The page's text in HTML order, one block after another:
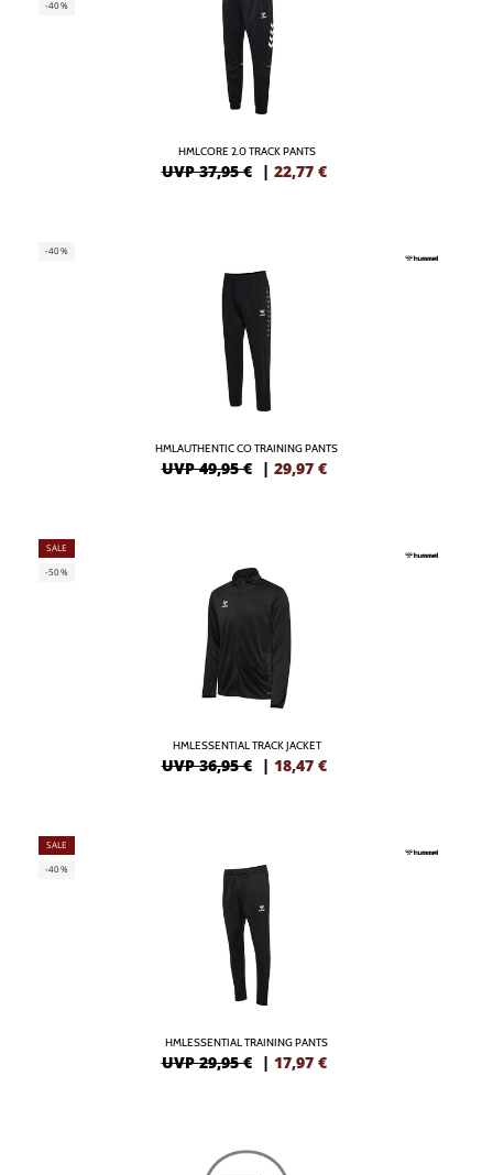
-40%
HMLCORE 2.0 TRACK PANTS
UVP 37,95 € | 22,77 €
-40%
HMLAUTHENTIC CO TRAINING PANTS
UVP 49,95 € | 29,97 €
SALE
-50%
HMLESSENTIAL TRACK JACKET
UVP 36,95 € | 18,47 €
SALE
-40%
HMLESSENTIAL TRAINING PANTS
UVP 29,95 € | 17,97 €